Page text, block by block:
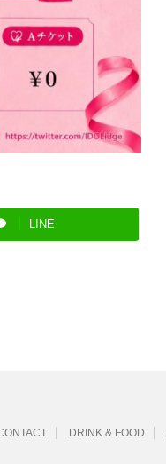
LINE
DRINK & FOOD